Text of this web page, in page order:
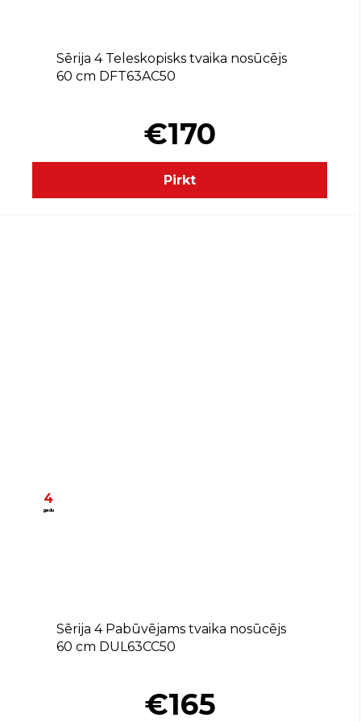
Sērija 4 Teleskopisks tvaika nosūcējs
60 cm DFT63AC50
€170
Pirkt
4
gadu
Sērija 4 Pabūvējams tvaika nosūcējs
60 cm DUL63CC50
€165